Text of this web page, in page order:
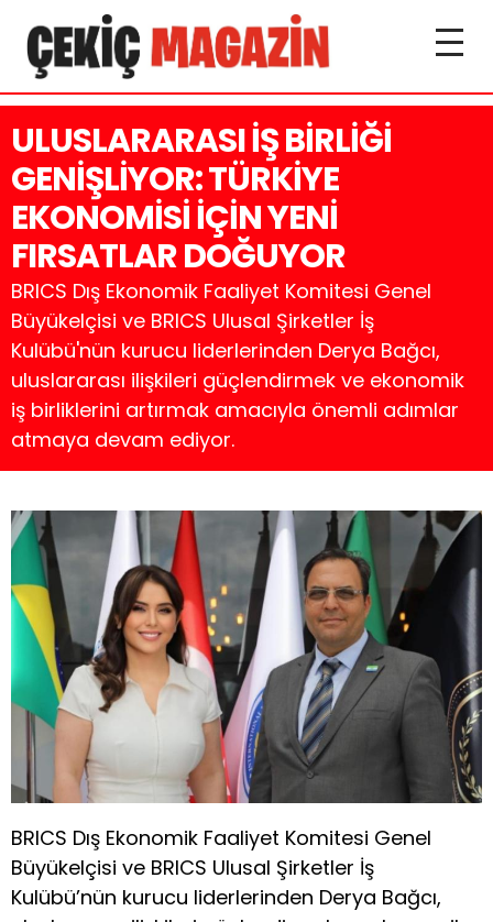
ULUSLARARASI İŞ BİRLİĞİ
GENİŞLİYOR: TÜRKİYE
EKONOMİSİ İÇİN YENİ
FIRSATLAR DOĞUYOR
BRICS Dış Ekonomik Faaliyet Komitesi Genel
Büyükelçisi ve BRICS Ulusal Şirketler İş
Kulübü'nün kurucu liderlerinden Derya Bağcı,
uluslararası ilişkileri güçlendirmek ve ekonomik
iş birliklerini artırmak amacıyla önemli adımlar
atmaya devam ediyor.
BRICS Dış Ekonomik Faaliyet Komitesi Genel
Büyükelçisi ve BRICS Ulusal Şirketler İş
Kulübü’nün kurucu liderlerinden Derya Bağcı,